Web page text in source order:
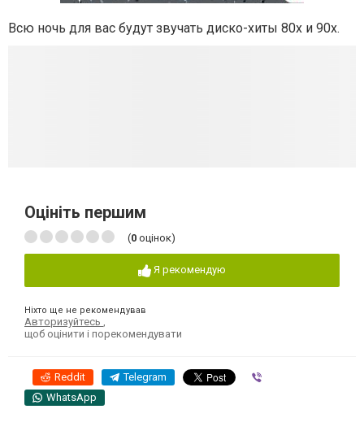
Всю ночь для вас будут звучать диско-хиты 80х и 90х.
Оцініть першим
(0 оцінок)
Я рекомендую
Ніхто ще не рекомендував
Авторизуйтесь
щоб оцінити і порекомендувати
Reddit Telegram
WhatsApp